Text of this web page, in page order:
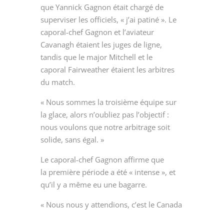
que Yannick Gagnon était chargé de
superviser les officiels, « j’ai patiné ». Le
caporal-chef Gagnon et l’aviateur
Cavanagh étaient les juges de ligne,
tandis que le major Mitchell et le
caporal Fairweather étaient les arbitres
du match.
« Nous sommes la troisième équipe sur
la glace, alors n’oubliez pas l’objectif :
nous voulons que notre arbitrage soit
solide, sans égal. »
Le caporal-chef Gagnon affirme que
la première période a été « intense », et
qu’il y a même eu une bagarre.
« Nous nous y attendions, c’est le Canada